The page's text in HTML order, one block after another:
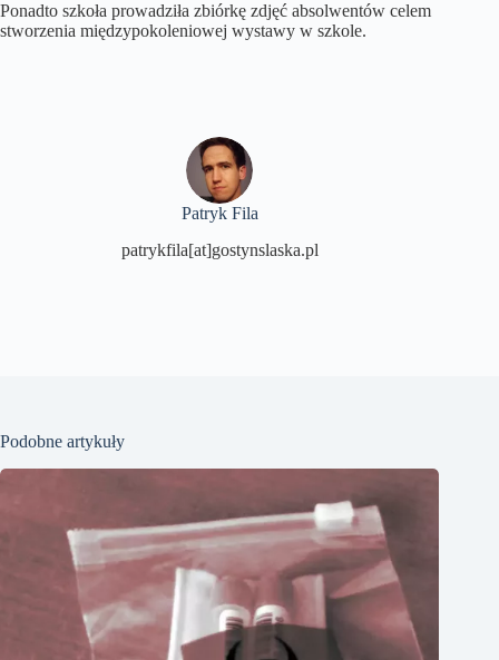
Ponadto szkoła prowadziła zbiórkę zdjęć absolwentów celem
stworzenia międzypokoleniowej wystawy w szkole.
Patryk Fila
patrykfila[at]gostynslaska.pl
Podobne artykuły